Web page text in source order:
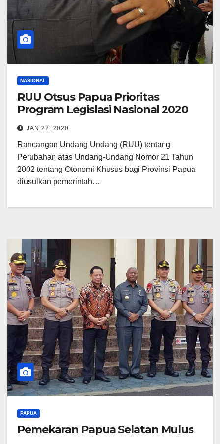
NASIONAL
RUU Otsus Papua Prioritas
Program Legislasi Nasional 2020
JAN 22, 2020
Rancangan Undang Undang (RUU) tentang
Perubahan atas Undang-Undang Nomor 21 Tahun
2002 tentang Otonomi Khusus bagi Provinsi Papua
diusulkan pemerintah…
PAPUA
Pemekaran Papua Selatan Mulus